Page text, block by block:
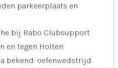
parkeerplaats en
bij Rabo Clubsupport
en tegen Holten
bekend: oefenwedstrijd